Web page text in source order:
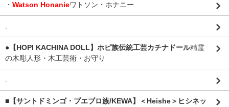
・ Watson Honanieワトソン・ホナニー
●【HOPI KACHINA DOLL】ホピ族伝統工芸カチナドール精霊
の木彫人形・木工芸術・お守り
■【サントドミンゴ・プエブロ族/KEWA】＜Heishe＞ヒシネッ